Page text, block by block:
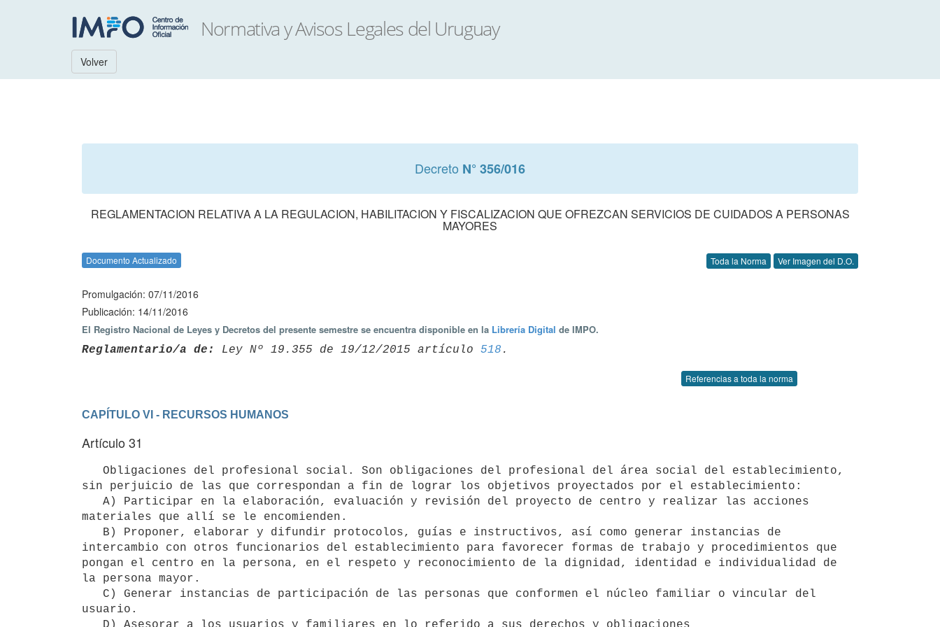
Volver
Decreto N° 356/016
REGLAMENTACION RELATIVA A LA REGULACION, HABILITACION Y FISCALIZACION QUE OFREZCAN SERVICIOS DE CUIDADOS A PERSONAS
MAYORES
Documento Actualizado Toda la Norma Ver Imagen del D.O.
Promulgación: 07/11/2016
Publicación: 14/11/2016
El Registro Nacional de Leyes y Decretos del presente semestre se encuentra disponible en la Librería Digital de IMPO.
Reglamentario/a de: Ley Nº 19.355 de 19/12/2015 artículo 518
Referencias a toda la norma
CAPÍTULO VI - RECURSOS HUMANOS
Artículo 31
sin perjuicio de las que correspondan a fin de lograr los objetivos proyectados por el establecimiento:
materiales que allí se le encomienden.
intercambio con otros funcionarios del establecimiento para favorecer formas de trabajo y procedimientos que
pongan el centro en la persona, en el respeto y reconocimiento de la dignidad, identidad e individualidad de
la persona mayor.
usuario.